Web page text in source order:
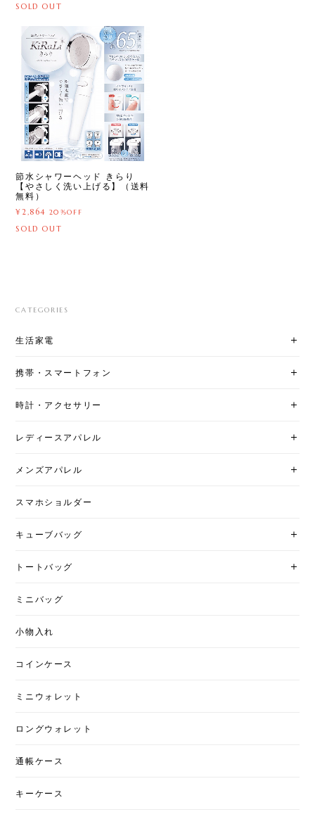
SOLD OUT
節水シャワーヘッド きらり
【やさしく洗い上げる】（送料
無料）
¥2,864 20%OFF
SOLD OUT
CATEGORIES
生活家電
携帯・スマートフォン
時計・アクセサリー
レディースアパレル
メンズアパレル
スマホショルダー
キューブバッグ
トートバッグ
ミニバッグ
小物入れ
コインケース
ミニウォレット
ロングウォレット
通帳ケース
キーケース